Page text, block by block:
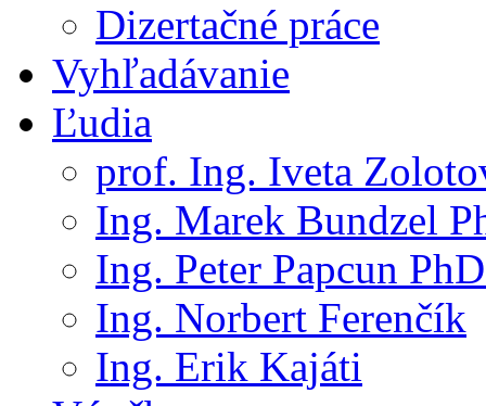
Dizertačné práce
Vyhľadávanie
Ľudia
prof. Ing. Iveta
Ing. Marek Bundzel
Ing. Peter Papcun
Ing. Norbert Ferenčík
Ing. Erik Kajáti